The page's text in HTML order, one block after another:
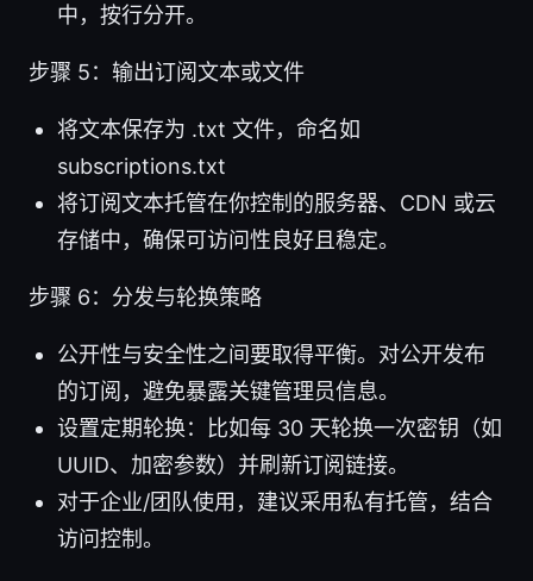
中，按行分开。
步骤 5：输出订阅文本或文件
将文本保存为 .txt 文件，命名如
subscriptions.txt
将订阅文本托管在你控制的服务器、CDN 或云
存储中，确保可访问性良好且稳定。
步骤 6：分发与轮换策略
公开性与安全性之间要取得平衡。对公开发布
的订阅，避免暴露关键管理员信息。
设置定期轮换：比如每 30 天轮换一次密钥（如
UUID、加密参数）并刷新订阅链接。
对于企业/团队使用，建议采用私有托管，结合
访问控制。